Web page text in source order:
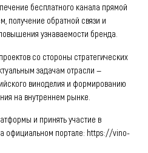
бесплатного канала прямой
получение обратной связи и
узнаваемости бренда.
со стороны стратегических
задачам отрасли —
виноделия и формированию
на внутреннем рынке.
и принять участие в
официальном портале: https://vino-